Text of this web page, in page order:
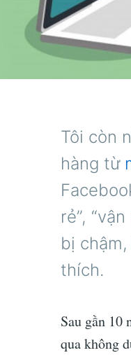
Tôi còn
hàng từ
rẻ”,
bị
thích.
Sau gần 10
qua không